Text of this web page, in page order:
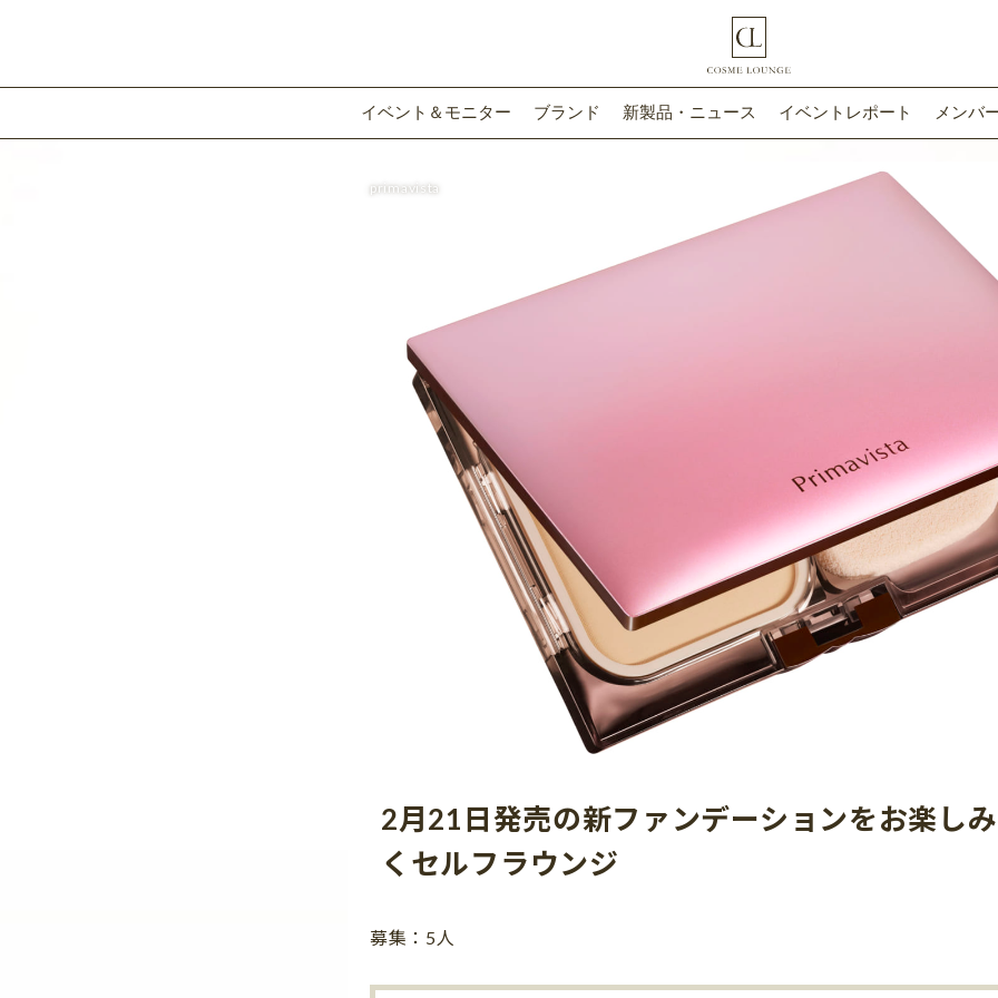
イベント＆モニター ブランド 新製品・ニュース イベントレポート メンバ
primavista
2月21日発売の新ファンデーションをお楽し
くセルフラウンジ
募集：5人